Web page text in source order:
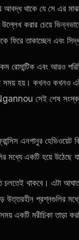
আবদ্ধ থাকে যে সে এর
করার চেয়ে
ফিরে তাকাচ্ছেন এবং
রোমান্টিক এবং আরও
হয়। কখনও কখনও এটা
সেই শেষ
এনগানুর হেভিওয়েট
মধ্যে একটি হয়ে
চলতেই থাকবে। এটা
উত্তরহীন প্রশ্নগুলির
একটি মরীচিকা তাড়া